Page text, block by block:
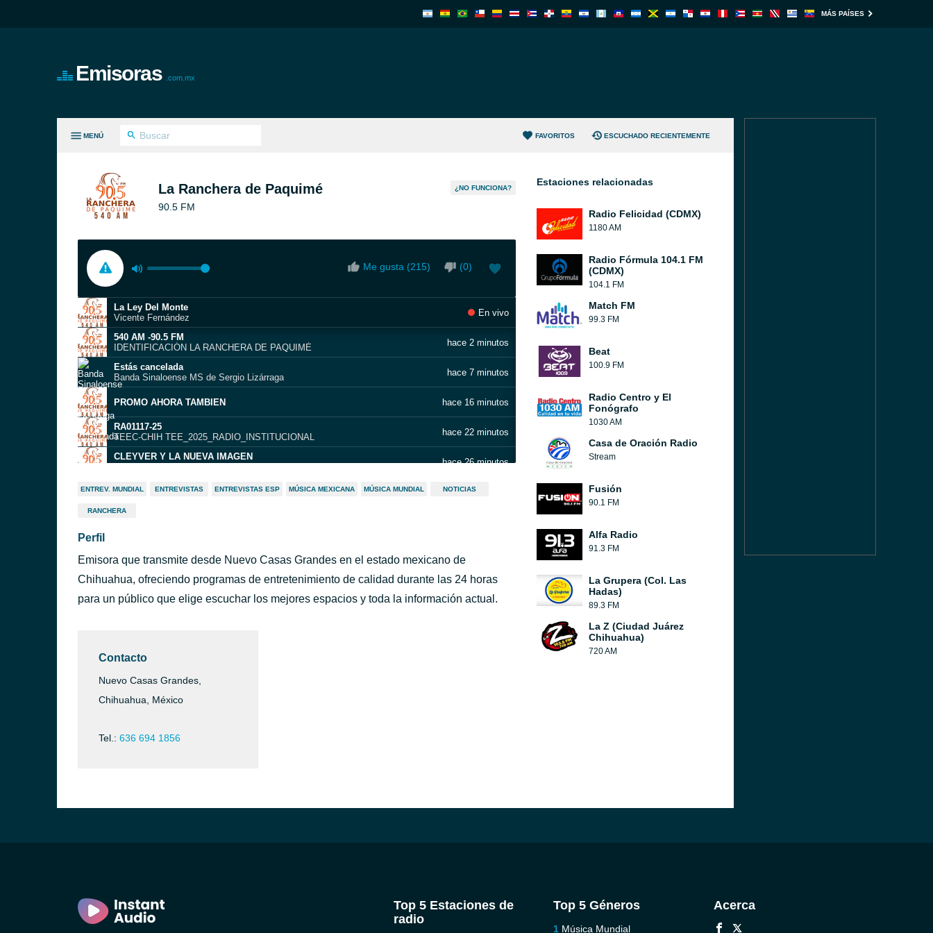
MÁS PAÍSES
Emisoras .com.mx
MENÚ FAVORITOS ESCUCHADO RECIENTEMENTE
La Ranchera de Paquimé
90.5 FM
¿NO FUNCIONA?
Me gusta (215) (0)
La Ley Del Monte
Vicente Fernández
En vivo
540 AM -90.5 FM
IDENTIFICACIÓN LA RANCHERA DE PAQUIMÉ
hace 2 minutos
Estás cancelada
Banda Sinaloense MS de Sergio Lizárraga
hace 7 minutos
PROMO AHORA TAMBIEN hace 16 minutos
RA01117-25
TEEC-CHIH TEE_2025_RADIO_INSTITUCIONAL
hace 22 minutos
CLEYVER Y LA NUEVA IMAGEN
hace 26 minutos
Un Error
hace 30 minutos
CAMPAÑA: SURTIDO DE UTILES ESCOLARES Y P
EFECTO TAMBORES
JBMULTIMEDIA
PROMO AQUI Y DONDE QUIERA
hace 45 minutos
ENTREV. MUNDIAL ENTREVISTAS ENTREVISTAS ESP MÚSICA MEXICANA MÚSICA MUNDIAL NOTICIAS
RANCHERA
Perfil
Emisora que transmite desde Nuevo Casas Grandes en el estado mexicano de
Chihuahua, ofreciendo programas de entretenimiento de calidad durante las 24 horas
para un público que elige escuchar los mejores espacios y toda la información actual.
Contacto
Nuevo Casas Grandes,
Chihuahua, México
Tel.: 636 694 1856
Estaciones relacionadas
Radio Felicidad (CDMX)
1180 AM
Radio Fórmula 104.1 FM
(CDMX)
104.1 FM
Match FM
99.3 FM
Beat
100.9 FM
Radio Centro y El
Fonógrafo
1030 AM
Casa de Oración Radio
Stream
Fusión
90.1 FM
Alfa Radio
91.3 FM
La Grupera (Col. Las
Hadas)
89.3 FM
La Z (Ciudad Juárez
Chihuahua)
720 AM
Top 5 Estaciones de
radio
Top 5 Géneros
Música Mundial
Acerca